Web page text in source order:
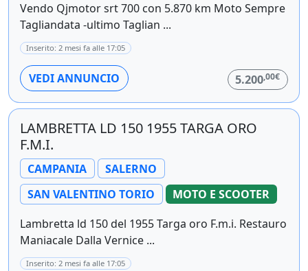
Vendo Qjmotor srt 700 con 5.870 km Moto Sempre
Tagliandata -ultimo Taglian ...
Inserito: 2 mesi fa alle 17:05
VEDI ANNUNCIO 5.200,00€
LAMBRETTA LD 150 1955 TARGA ORO
F.M.I.
CAMPANIA
SALERNO
SAN VALENTINO TORIO
MOTO E SCOOTER
Lambretta ld 150 del 1955 Targa oro F.m.i. Restauro
Maniacale Dalla Vernice ...
Inserito: 2 mesi fa alle 17:05